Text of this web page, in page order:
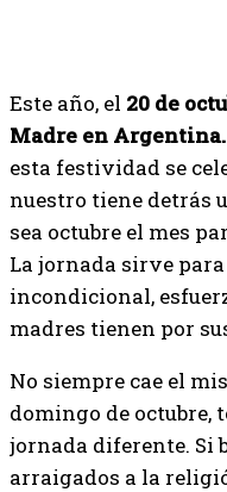
Este año, el 20 de
Madre en Argentina.
esta festividad se
nuestro tiene detrás
sea octubre el mes
La jornada sirve
incondicional,
madres tienen por
No siempre cae el
domingo de octubre,
jornada diferente. Si
arraigados a la